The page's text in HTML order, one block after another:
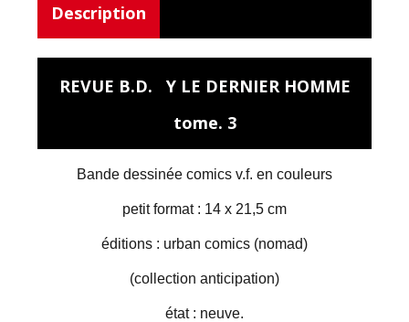
Description
REVUE B.D. Y LE DERNIER HOMME
tome. 3
Bande dessinée comics v.f. en couleurs
petit format : 14 x 21,5 cm
éditions : urban comics (nomad)
(collection anticipation)
état : neuve.